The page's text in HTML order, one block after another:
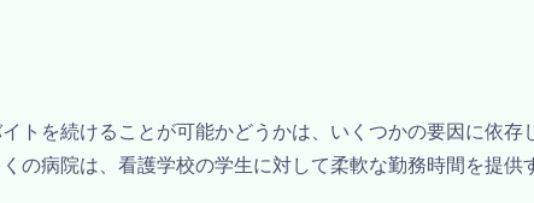
トを続けることが可能かどうかは、いくつかの要因に依
の病院は、看護学校の学生に対して柔軟な勤務時間を提供